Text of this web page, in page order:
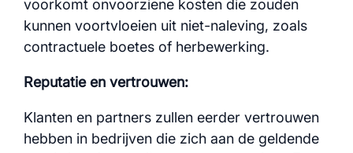
voorkomt onvoorziene kosten die zouden
kunnen voortvloeien uit niet-naleving, zoals
contractuele boetes of herbewerking.
Reputatie en vertrouwen:
Klanten en partners zullen eerder vertrouwen
hebben in bedrijven die zich aan de geldende